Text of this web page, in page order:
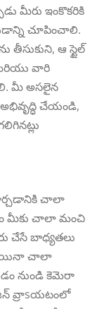
మీరు ఇంకొకరికి
చూపించాలి.
ఆ స్టైల్
మరియు వారి
మీ అసలైన
చేయండి,
చాలా
మీకు చాలా మంచి
చేసే బాధ్యతలు
చాలా
నుండి కెమెరా
వ్రాsయటంలో